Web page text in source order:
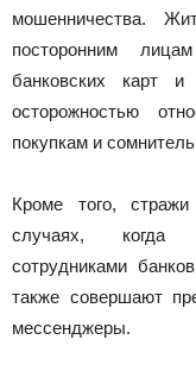
мошенничества.
посторонним
банковских карт
осторожностью
покупкам и
Кроме того,
случаях, когда
сотрудниками
также совершают
мессенджеры.